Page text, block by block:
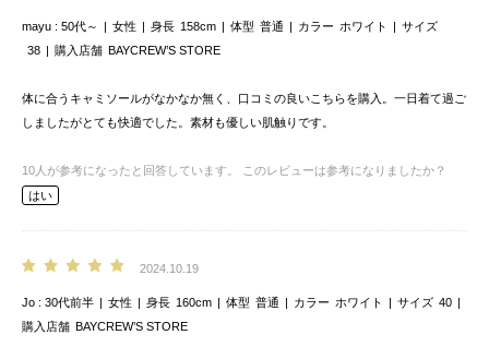
mayu 50代～ 女性 身長 158cm 体型 普通 カラー ホワイト
サイズ
38
購入店舗 BAYCREW’S STORE
体に合うキャミソールがなかなか無く、口コミの良いこちらを購入。一日着て過ご
しましたがとても快適でした。素材も優しい肌触りです。
10 人が参考になったと回答しています。
このレビューは参考になりましたか？
はい
2024.10.19
Jo 30代前半 女性 身長 160cm 体型 普通 カラー ホワイト サイズ 40
購入店舗 BAYCREW’S STORE